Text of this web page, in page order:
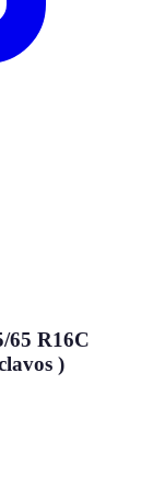
65 R16C
)